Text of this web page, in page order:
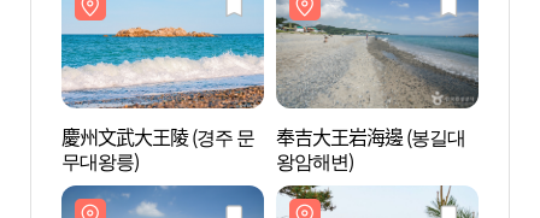
慶州文武大王陵 (경주 문
무대왕릉)
奉吉大王岩海邊 (봉길대
왕암해변)